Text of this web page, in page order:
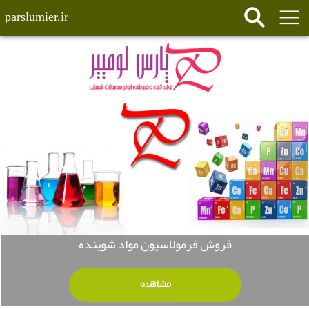
parslumier.ir
فروش فرمولاسیون مواد شوینده
مشاهده